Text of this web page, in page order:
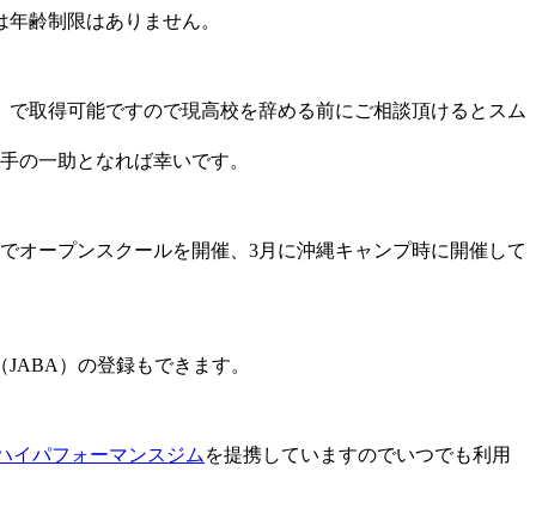
齢制限はありません。
で取得可能ですので現高校を辞める前にご相談頂けるとスム
の一助となれば幸いです。
オープンスクールを開催、3月に沖縄キャンプ時に開催して
）の登録もできます。
イパフォーマンスジム を提携していますのでいつでも利用